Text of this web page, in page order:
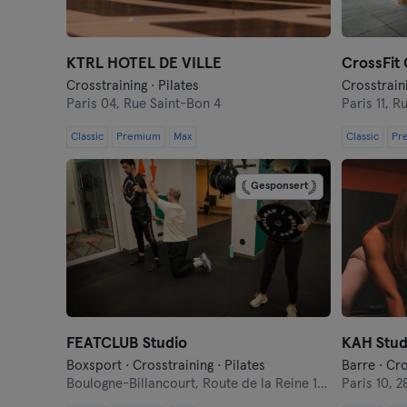
KTRL HOTEL DE VILLE
Crosstraining · Pilates
Paris 04, Rue Saint-Bon 4
Classic Premium Max
CrossFit
Paris 11,
Classic
Gesponsert
FEATCLUB Studio
Boxsport · Crosstraining · Pilates
Boulogne-Billancourt, Route de la Reine 102
KAH
Paris 10,